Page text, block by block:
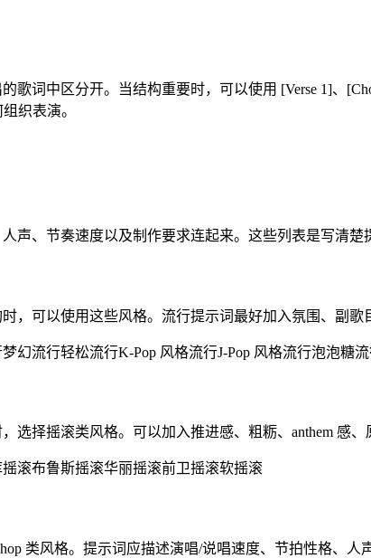
词中区分开。当结构重要时，可以使用 [Verse 1]、
织表演。
声、节奏速度以及制作要求连起来。这些列表是写清楚
，可以使用这些风格。流行提示词最好加入氛围、副
梦幻流行轻松流行K-Pop 风格流行J-Pop 风格流行泡泡糖
选择摇滚类风格。可以加入推进感、粗粝、anthem 感
滚布鲁斯摇滚华丽摇滚前卫摇滚软摇滚
类风格。提示词应描述演唱/说唱速度、节拍性格、人